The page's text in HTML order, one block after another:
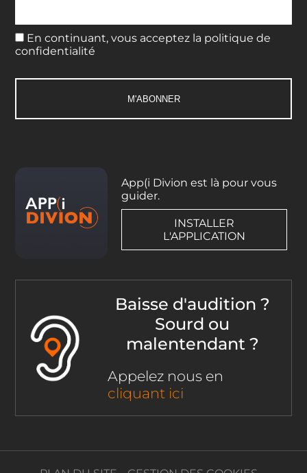
En continuant, vous acceptez la politique de
confidentialité
App(i Divion est là pour vous
guider.
INSTALLER
L'APPLICATION
Baisse d'audition ?
Sourd ou
malentendant ?
Appelez nous en
cliquant ici